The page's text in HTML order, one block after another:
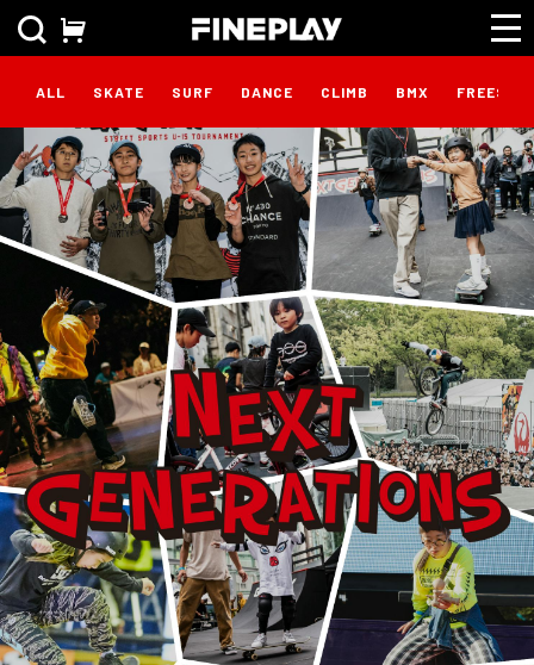
ALL SKATE SURF DANCE CLIMB BMX